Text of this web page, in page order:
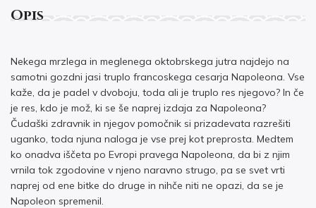
Opis
Nekega mrzlega in meglenega oktobrskega jutra najdejo na
samotni gozdni jasi truplo francoskega cesarja Napoleona. Vse
kaže, da je padel v dvoboju, toda ali je truplo res njegovo? In če
je res, kdo je mož, ki se še naprej izdaja za Napoleona?
Čudaški zdravnik in njegov pomočnik si prizadevata razrešiti
uganko, toda njuna naloga je vse prej kot preprosta. Medtem
ko onadva iščeta po Evropi pravega Napoleona, da bi z njim
vrnila tok zgodovine v njeno naravno strugo, pa se svet vrti
naprej od ene bitke do druge in nihče niti ne opazi, da se je
Napoleon spremenil.